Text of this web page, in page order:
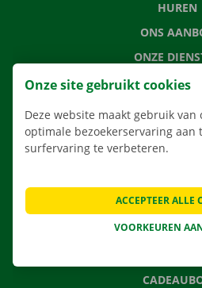
HUREN
ONS
ONZE
LOCATIES
VEELGESTELDE
Onze site gebruikt cookies
Deze website maakt gebruik van
optimale bezoekerservaring aan
surfervaring te verbeteren.
VOORKEUREN
ACCEPTEER ALLE